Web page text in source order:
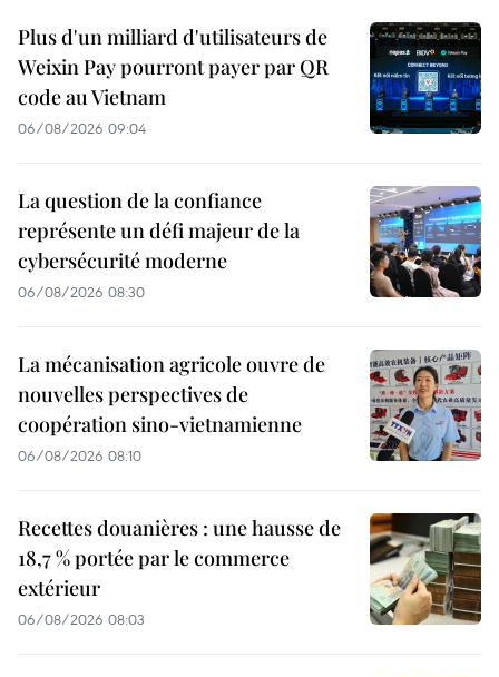
Plus d'un milliard d'utilisateurs de
Weixin Pay pourront payer par QR
code au Vietnam
06/08/2026 09:04
La question de la confiance
représente un défi majeur de la
cybersécurité moderne
06/08/2026 08:30
La mécanisation agricole ouvre de
nouvelles perspectives de
coopération sino-vietnamienne
06/08/2026 08:10
Recettes douanières : une hausse de
18,7 % portée par le commerce
extérieur
06/08/2026 08:03